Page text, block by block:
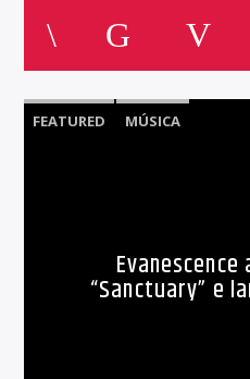
FEATURED MÚSICA
Evanescence
“Sanctuary” e